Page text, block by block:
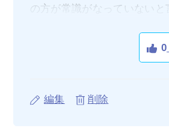
の方が常識がなっていないと
ったのにその時間に連絡がな
でよかったのにそれすらなし
0
編集 削除